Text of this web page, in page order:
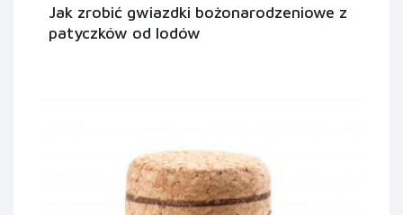
Jak zrobić gwiazdki bożonarodzeniowe z
patyczków od lodów